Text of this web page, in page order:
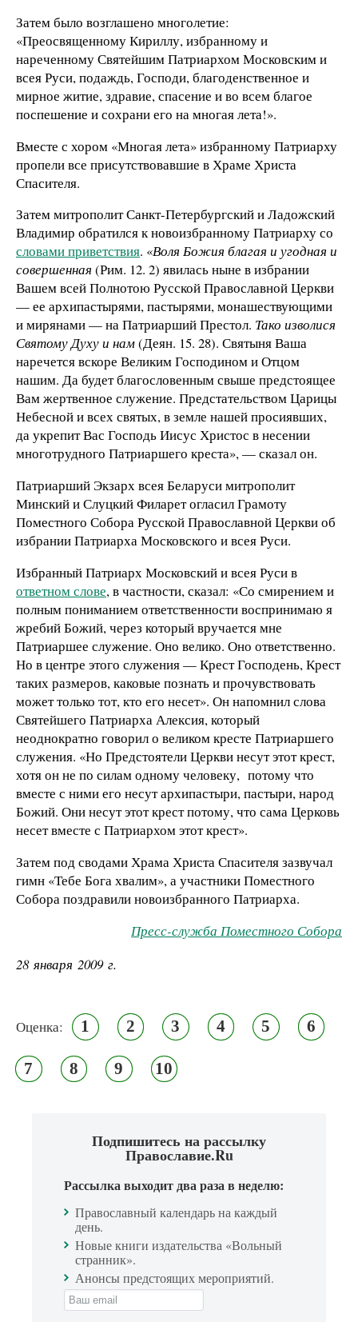
Затем было возглашено многолетие:
«Преосвященному Кириллу, избранному и
нареченному Святейшим Патриархом Московским и
всея Руси, подаждь, Господи, благоденственное и
мирное житие, здравие, спасение и во всем благое
поспешение и сохрани его на многая лета!».
Вместе с хором «Многая лета» избранному Патриарху
пропели все присутствовавшие в Храме Христа
Спасителя.
Затем митрополит Санкт-Петербургский и Ладожский
Владимир обратился к новоизбранному Патриарху со
словами приветствия. «Воля Божия благая и угодная и
совершенная (Рим. 12. 2) явилась ныне в избрании
Вашем всей Полнотою Русской Православной Церкви
— ее архипастырями, пастырями, монашествующими
и мирянами — на Патриарший Престол. Тако изволися
Святому Духу и нам(Деян. 15. 28). Святыня Ваша
наречется вскоре Великим Господином и Отцом
нашим. Да будет благословенным свыше предстоящее
Вам жертвенное служение. Предстательством Царицы
Небесной и всех святых, в земле нашей просиявших,
да укрепит Вас Господь Иисус Христос в несении
многотрудного Патриаршего креста», — сказал он.
Патриарший Экзарх всея Беларуси митрополит
Минский и Слуцкий Филарет огласил Грамоту
Поместного Собора Русской Православной Церкви об
избрании Патриарха Московского и всея Руси.
Избранный Патриарх Московский и всея Руси в
ответном слове, в частности, сказал: «Со смирением и
полным пониманием ответственности воспринимаю я
жребий Божий, через который вручается мне
Патриаршее служение. Оно велико. Оно ответственно.
Но в центре этого служения — Крест Господень, Крест
таких размеров, каковые познать и прочувствовать
может только тот, кто его несет». Он напомнил слова
Святейшего Патриарха Алексия, который
неоднократно говорил о великом кресте Патриаршего
служения. «Но Предстоятели Церкви несут этот крест,
хотя он не по силам одному человеку, потому что
вместе с ними его несут архипастыри, пастыри, народ
Божий. Они несут этот крест потому, что сама Церковь
несет вместе с Патриархом этот крест».
Затем под сводами Храма Христа Спасителя зазвучал
гимн «Тебе Бога хвалим», а участники Поместного
Собора поздравили новоизбранного Патриарха.
Пресс-служба Поместного Собора
28 января 2009 г.
Оценка: 1 2 3 4 5 6
7 8 9 10
Подпишитесь на рассылку
Православие.Ru
Рассылка выходит два раза в неделю:
Православный календарь на каждый
день.
Новые книги издательства «Вольный
странник».
Анонсы предстоящих мероприятий.